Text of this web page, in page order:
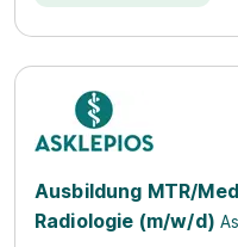
Ausbildung MTR/
Radiologie (m/w/d)